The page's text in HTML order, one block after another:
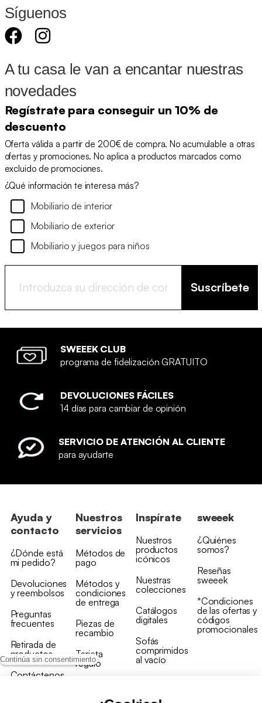
Continúa sin consentimiento
Síguenos
A tu casa le van a encantar nuestras
novedades
Regístrate para conseguir un 10% de
descuento
Oferta válida a partir de 200€ de compra. No acumulable a otras
ofertas y promociones. No aplica a productos marcados como
excluido de promociones.
¿Qué información te interesa más?
Mobiliario de interior
Mobiliario de exterior
Mobiliario y juegos para niños
Suscríbete
SWEEEK CLUB
programa de fidelización GRATUITO
DEVOLUCIONES FÁCILES
14 días para cambiar de opinión
SERVICIO DE ATENCIÓN AL CLIENTE
para ayudarte
Ayuda y
contacto
¿Dónde está
mi pedido?
Devoluciones
y reembolsos
Preguntas
frecuentes
Retirada de
productos
Contáctenos
Nuestros
servicios
Métodos de
pago
Métodos y
condiciones
de entrega
Piezas de
recambio
Tarjeta
regalo
Inspírate
Nuestros
productos
icónicos
Nuestras
colecciones
Catálogos
digitales
Sofás
comprimidos
al vacío
sweeek
¿Quiénes
somos?
Reseñas
sweeek
*Condiciones
de las ofertas y
códigos
promocionales